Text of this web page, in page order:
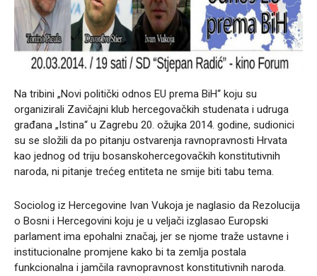
Na tribini „Novi politički odnos EU prema BiH“ koju su
organizirali Zavičajni klub hercegovačkih studenata i udruga
građana „Istina“ u Zagrebu 20. ožujka 2014. godine, sudionici
su se složili da po pitanju ostvarenja ravnopravnosti Hrvata
kao jednog od triju bosanskohercegovačkih konstitutivnih
naroda, ni pitanje trećeg entiteta ne smije biti tabu tema.
Sociolog iz Hercegovine Ivan Vukoja je naglasio da Rezolucija
o Bosni i Hercegovini koju je u veljači izglasao Europski
parlament ima epohalni značaj, jer se njome traže ustavne i
institucionalne promjene kako bi ta zemlja postala
funkcionalna i jamčila ravnopravnost konstitutivnih naroda.